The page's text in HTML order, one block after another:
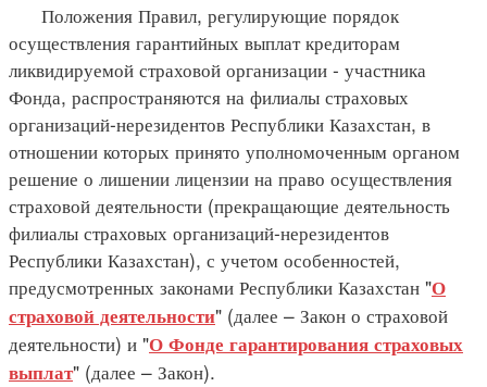
Положения Правил, регулирующие порядок
осуществления гарантийных выплат кредиторам
ликвидируемой страховой организации - участника
Фонда, распространяются на филиалы страховых
организаций-нерезидентов Республики Казахстан, в
отношении которых принято уполномоченным органом
решение о лишении лицензии на право осуществления
страховой деятельности (прекращающие деятельность
филиалы страховых организаций-нерезидентов
Республики Казахстан), с учетом особенностей,
предусмотренных законами Республики Казахстан "О
страховой деятельности" (далее – Закон о страховой
деятельности) и "О Фонде гарантирования страховых
выплат" (далее – Закон).